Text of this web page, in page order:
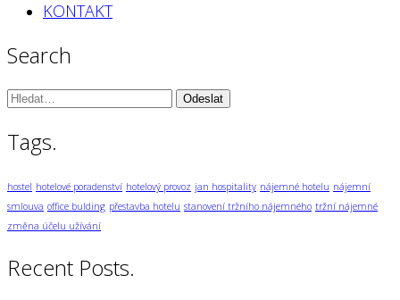
KONTAKT
Search
Vyhledávání:
Tags.
hostel hotelové poradenství hotelový provoz jan hospitality nájemné hotelu nájemní
smlouva office bulding přestavba hotelu stanovení tržního nájemného tržní nájemné
změna účelu užívání
Recent Posts.